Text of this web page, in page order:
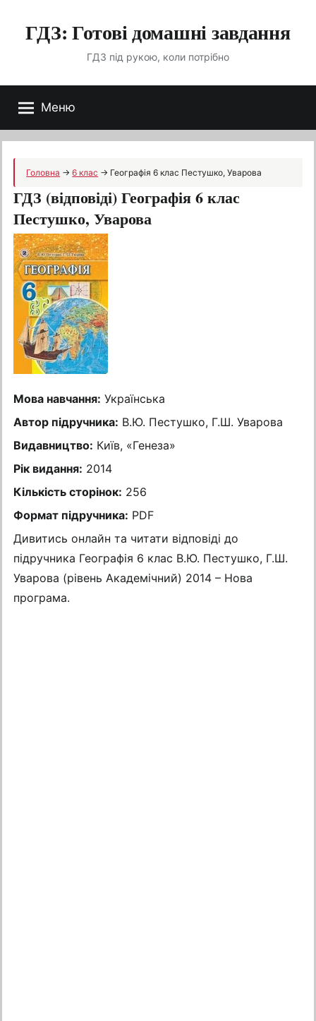
ГДЗ: Готові домашні завдання
ГДЗ під рукою, коли потрібно
Меню
Головна →6 клас → Географія 6 клас Пестушко, Уварова
ГДЗ (відповіді) Географія 6 клас
Пестушко, Уварова
Мова навчання: Українська
Автор підручника: В.Ю. Пестушко, Г.Ш. Уварова
Видавництво: Київ, «Генеза»
Рік видання: 2014
Кількість сторінок: 256
Формат підручника: PDF
Дивитись онлайн та читати відповіді до
підручника Географія 6 клас В.Ю. Пестушко, Г.Ш.
Уварова (рівень Академічний) 2014 – Нова
програма.